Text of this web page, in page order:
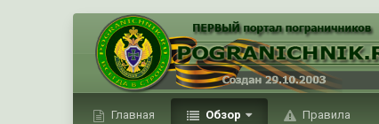
Главная Обзор Правила